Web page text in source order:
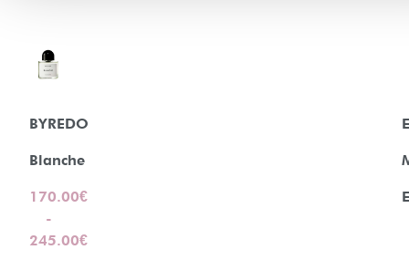
BYREDO
Blanche
170.00€
-
245.00€